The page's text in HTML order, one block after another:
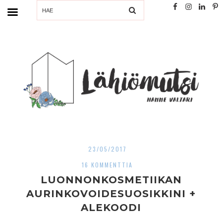
SEARCH
23/05/2017
16 KOMMENTTIA
LUONNONKOSMETIIKAN
AURINKOVOIDESUOSIKKINI +
ALEKOODI